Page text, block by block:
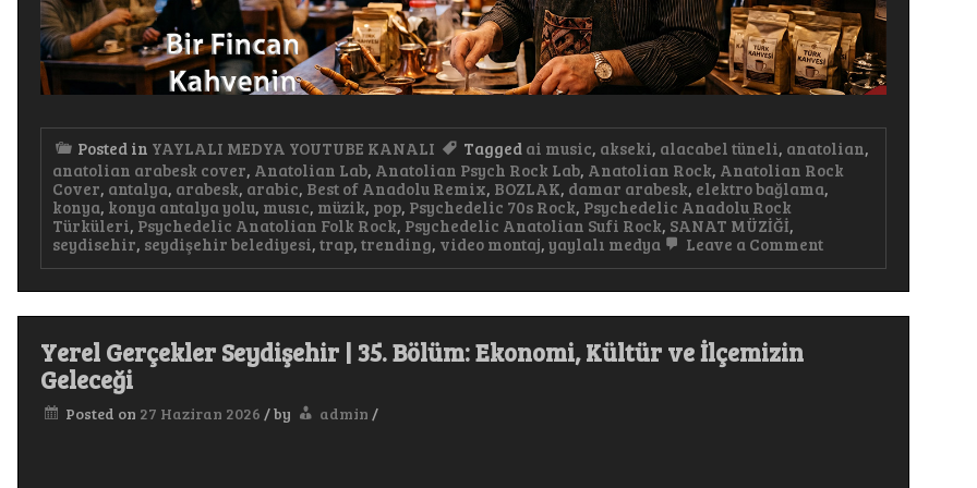
Posted in YAYLALI MEDYA YOUTUBE KANALI Tagged ai music, akseki, alacabel tüneli, anatolian,
anatolian arabesk cover, Anatolian Lab, Anatolian Psych Rock Lab, Anatolian Rock, Anatolian Rock
Cover, antalya, arabesk, arabic, Best of Anadolu Remix, BOZLAK, damar arabesk, elektro bağlama,
konya, konya antalya yolu, musıc, müzik, pop, Psychedelic 70s Rock, Psychedelic Anadolu Rock
Türküleri, Psychedelic Anatolian Folk Rock, Psychedelic Anatolian Sufi Rock, SANAT MÜZİĞİ,
seydisehir, seydişehir belediyesi, trap, trending, video montaj, yaylalı medya Leave a Commenton
Fincan
Kahvenin
Yerel Gerçekler Seydişehir | 35. Bölüm: Ekonomi, Kültür ve İlçemizin
Geleceği
Posted on 27 Haziran 2026 /by admin /